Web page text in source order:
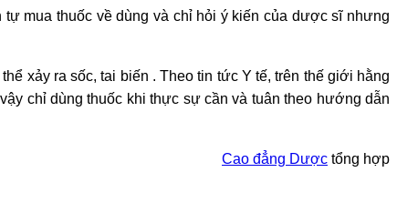
mua thuốc về dùng và chỉ hỏi ý kiến của dược sĩ nhưng
xảy ra sốc, tai biến . Theo tin tức Y tế, trên thế giới hằng
chỉ dùng thuốc khi thực sự cần và tuân theo hướng dẫn
Cao đẳng Dược tổng hợp